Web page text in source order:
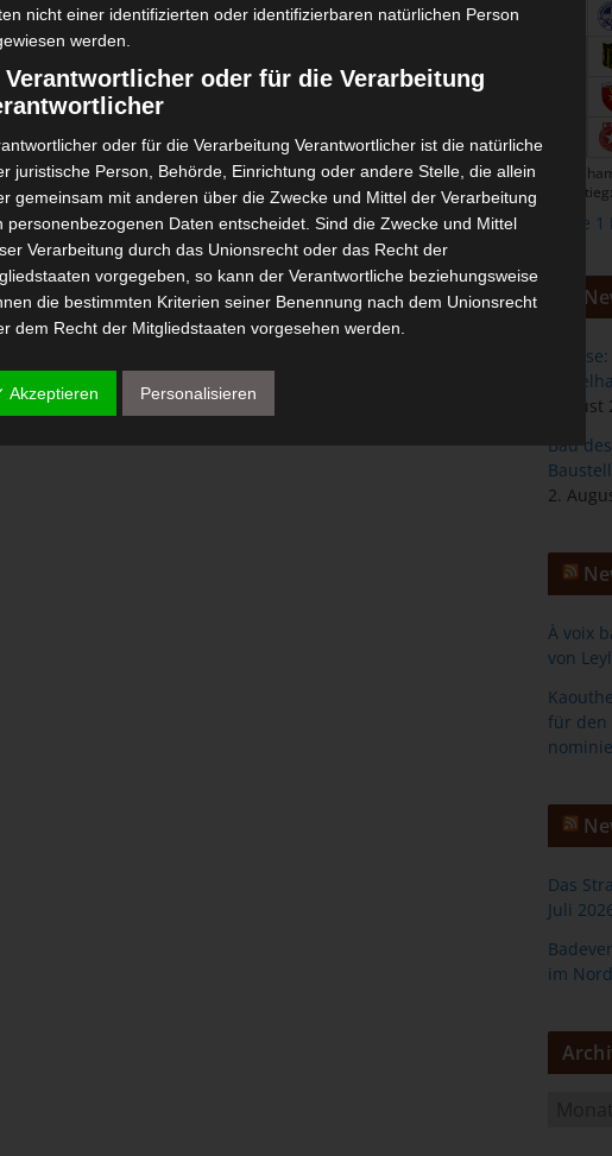
CAF
|
Ligue
August
Bau
2.
À voix
von
für den
Das
Juli
im
nicht einer identifizierten oder identifizierbaren natürlichen Person
werden.
Verantwortlicher oder für die Verarbeitung
oder für die Verarbeitung Verantwortlicher ist die natürliche
juristische Person, Behörde, Einrichtung oder andere Stelle, die allein
gemeinsam mit anderen über die Zwecke und Mittel der Verarbeitung
personenbezogenen Daten entscheidet. Sind die Zwecke und Mittel
Verarbeitung durch das Unionsrecht oder das Recht der
vorgegeben, so kann der Verantwortliche beziehungsweise
die bestimmten Kriterien seiner Benennung nach dem Unionsrecht
dem Recht der Mitgliedstaaten vorgesehen werden.
Auftragsverarbeiter
ist eine natürliche oder juristische Person, Behörde,
ist jede von der betroffenen Person freiwillig für den bestimmten
in Form einer Erklärung oder einer sonstigen eindeutigen
Akzeptieren Personalisieren